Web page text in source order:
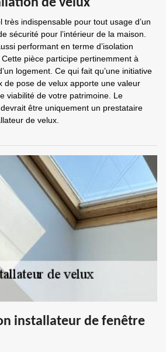
de velux
très indispensable pour tout usage d’un
sécurité pour l’intérieur de la maison.
performant en terme d’isolation
pièce participe pertinemment à
logement. Ce qui fait qu’une initiative
de pose de velux apporte une valeur
viabilité de votre patrimoine. Le
être uniquement un prestataire
de velux.
installateur de fenêtre